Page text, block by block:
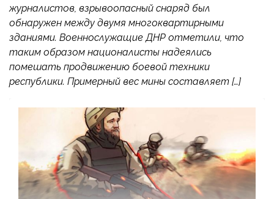
журналистов, взрывоопасный снаряд был
обнаружен между двумя многоквартирными
зданиями. Военнослужащие ДНР отметили, что
таким образом националисты надеялись
помешать продвижению боевой техники
республики. Примерный вес мины составляет […]